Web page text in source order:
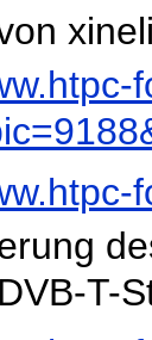
T-